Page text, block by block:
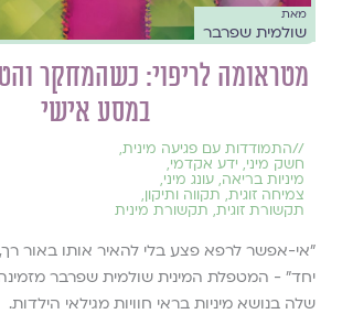
מאת
שולמית שפרבר
מטראומה לריפוי: כשהמחקר
במסע אישי
//התמודדות עם פגיעה מינית,
חשק מיני, ידע אקדמי,
מיניות בריאה, עונג מיני,
צמיחה זוגית, תקווה ותיקון,
תקשורת זוגית, תקשורת מינית
״אי-אפשר לרפא פצע בלי להאיר אותו באור רך,
יחד״ - המטפלת המינית שולמית שפרבר
שלה בנושא מיניות בראי חוויות מגילאי הילדות.